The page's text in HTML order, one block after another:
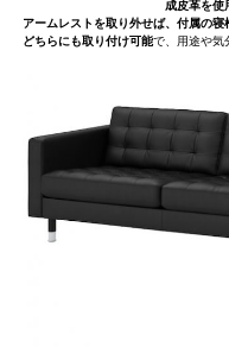
成皮革を使
アームレストを取り外せば、付属の寝
どちらにも取り付け可能で、用途や気